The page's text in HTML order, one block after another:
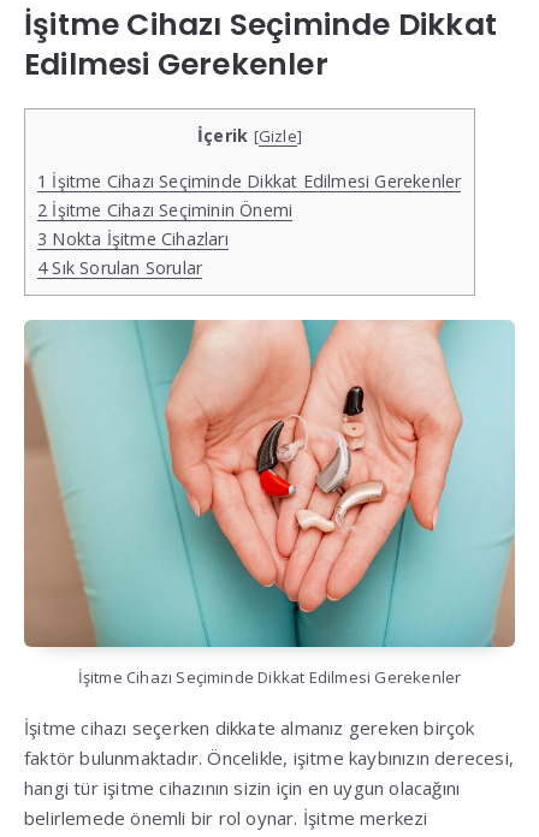
İşitme Cihazı Seçiminde Dikkat
Edilmesi Gerekenler
İçerik [Gizle]
1 İşitme Cihazı Seçiminde Dikkat Edilmesi Gerekenler
2 İşitme Cihazı Seçiminin Önemi
3 Nokta İşitme Cihazları
4Sık Sorulan Sorular
İşitme Cihazı Seçiminde Dikkat Edilmesi Gerekenler
İşitme cihazı seçerken dikkate almanız gereken birçok
faktör bulunmaktadır. Öncelikle, işitme kaybınızın derecesi,
hangi tür işitme cihazının sizin için en uygun olacağını
belirlemede önemli bir rol oynar. İşitme merkezi